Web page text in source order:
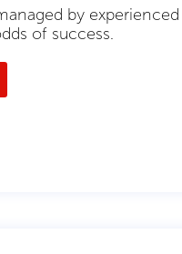
by
of success.